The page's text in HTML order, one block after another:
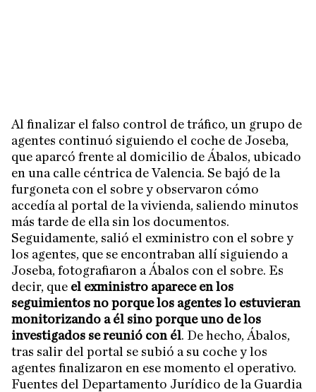
Al finalizar el falso control de tráfico, un grupo de
agentes continuó siguiendo el coche de Joseba,
que aparcó frente al domicilio de Ábalos, ubicado
en una calle céntrica de Valencia. Se bajó de la
furgoneta con el sobre y observaron cómo
accedía al portal de la vivienda, saliendo minutos
más tarde de ella sin los documentos.
Seguidamente, salió el exministro con el sobre y
los agentes, que se encontraban allí siguiendo a
Joseba, fotografiaron a Ábalos con el sobre. Es
decir, que el exministro aparece en los
seguimientos no porque los agentes lo estuvieran
monitorizando a él sino porque uno de los
investigados se reunió con él. De hecho, Ábalos,
tras salir del portal se subió a su coche y los
agentes finalizaron en ese momento el operativo.
Fuentes del Departamento Jurídico de la Guardia